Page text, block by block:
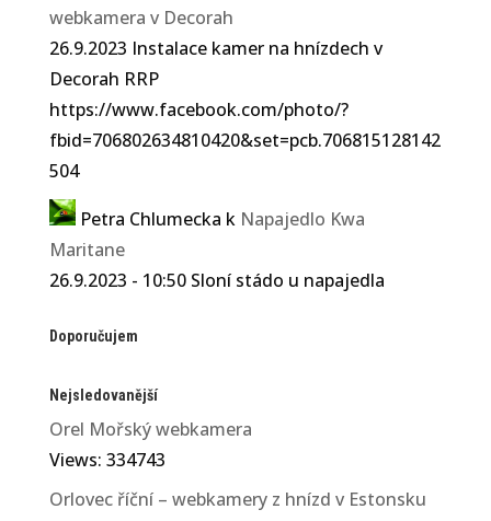
webkamera v Decorah
26.9.2023 Instalace kamer na hnízdech v
Decorah RRP
https://www.facebook.com/photo/?
fbid=706802634810420&set=pcb.706815128142
504
Petra Chlumecka k Napajedlo Kwa
Maritane
26.9.2023 - 10:50 Sloní stádo u napajedla
Doporučujem
Nejsledovanější
Orel Mořský webkamera
Views: 334743
Orlovec říční – webkamery z hnízd v Estonsku